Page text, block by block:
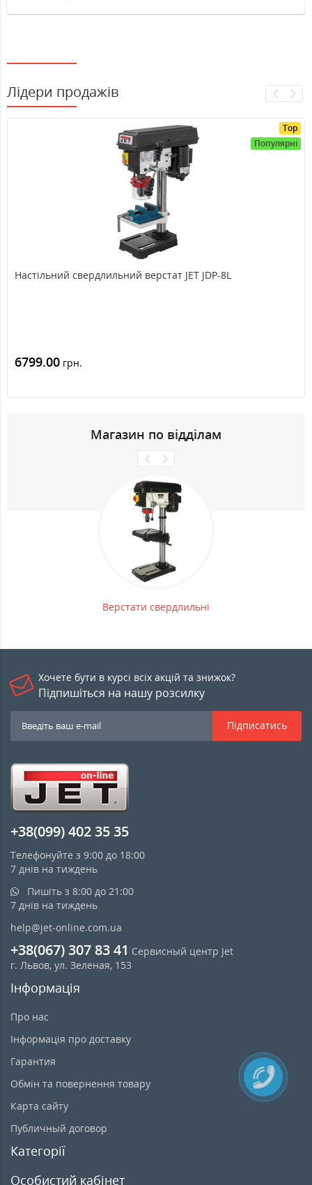
Лідери продажів
Top
Популярні
Настільний свердлильний верстат JET JDP-8L
6799.00 грн.
Магазин по відділам
Верстати свердлильні
Хочете бути в курсі всіх акцій та знижок?
Підпишіться на нашу розсилку
Підписатись
+38(099) 402 35 35
Телефонуйте з 9:00 до 18:00
7 днів на тиждень
Пишіть з 8:00 до 21:00
7 днів на тиждень
help@jet-online.com.ua
+38(067) 307 83 41 Сервисный центр Jet
г. Львов, ул. Зеленая, 153
Інформація
Про нас
Інформація про доставку
Гарантия
Обмін та повернення товару
Карта сайту
Публичный договор
Категорії
Особистий кабінет